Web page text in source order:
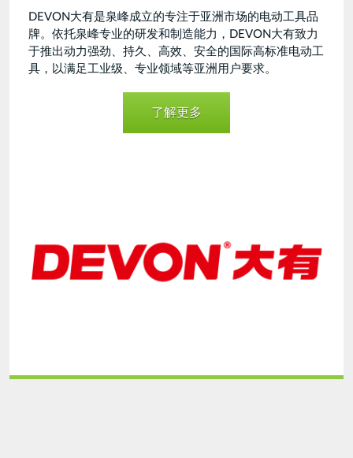
DEVON大有是泉峰成立的专注于亚洲市场的电动工具品
牌。依托泉峰专业的研发和制造能力，DEVON大有致力
于推出动力强劲、持久、高效、安全的国际高标准电动工
具，以满足工业级、专业领域等亚洲用户要求。
了解更多